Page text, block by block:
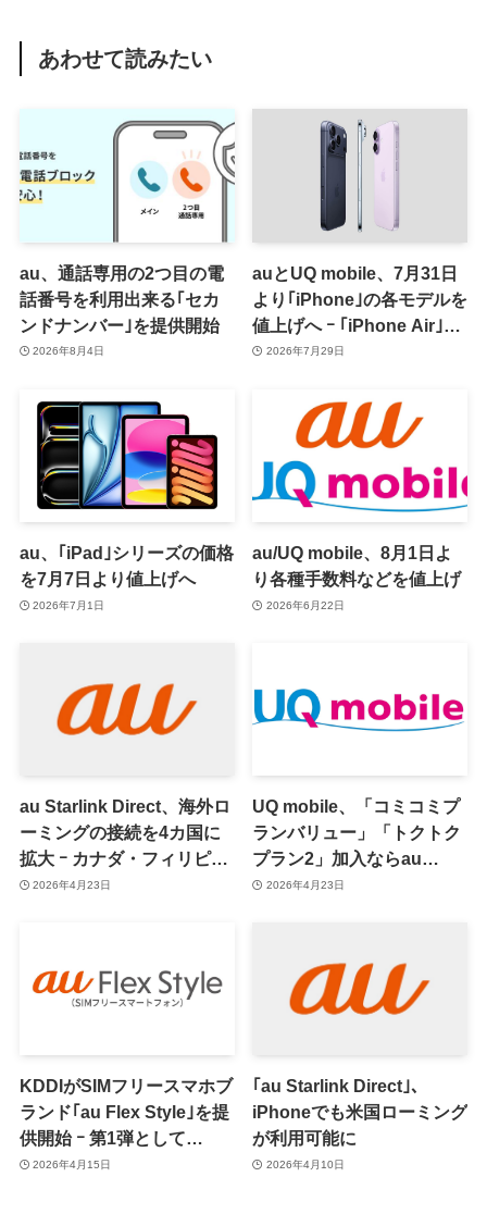
あわせて読みたい
au、通話専用の2つ目の電
話番号を利用出来る｢セカ
ンドナンバー｣を提供開始
2026年8月4日
auとUQ mobile、7月31日
より｢iPhone｣の各モデルを
値上げへ ｰ ｢iPhone Air｣は
据え置き
2026年7月29日
au、｢iPad｣シリーズの価格
を7月7日より値上げへ
2026年7月1日
au/UQ mobile、8月1日よ
り各種手数料などを値上げ
2026年6月22日
au Starlink Direct、海外ロ
ーミングの接続を4カ国に
拡大 ｰ カナダ・フィリピ
ン・ニュージーランドが順
2026年4月23日
UQ mobile、「コミコミプ
ランバリュー」「トクトク
プラン2」加入ならau
Starlink Directが無料に
2026年4月23日
KDDIがSIMフリースマホブ
ランド｢au Flex Style｣を提
供開始 ｰ 第1弾として
｢Nothing Phone (4a)｣と
2026年4月15日
｢au Starlink Direct｣、
iPhoneでも米国ローミング
が利用可能に
2026年4月10日